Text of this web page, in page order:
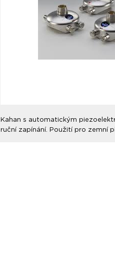
Kahan s automatickým
ruční zapínání. Použití pro zemní